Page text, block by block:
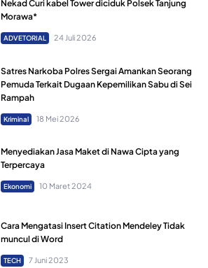
Nekad Curi kabel Tower diciduk Polsek Tanjung
Morawa*
ADVETORIAL 24 Juli 2026
Satres Narkoba Polres Sergai Amankan Seorang
Pemuda Terkait Dugaan Kepemilikan Sabu di Sei
Rampah
Kriminal 18 Mei 2026
Menyediakan Jasa Maket di Nawa Cipta yang
Terpercaya
Ekonomi 10 Maret 2024
Cara Mengatasi Insert Citation Mendeley Tidak
muncul di Word
TECH 7 Juni 2023